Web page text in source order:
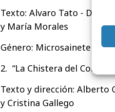
Texto: Alvaro Tato -
y María Morales
Género: Microsainete
2. “La Chistera del Conejo”
Texto y dirección: Alberto
y Cristina Gallego